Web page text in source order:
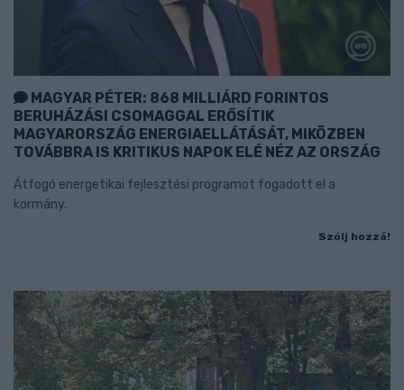
MAGYAR PÉTER: 868 MILLIÁRD FORINTOS
BERUHÁZÁSI CSOMAGGAL ERŐSÍTIK
MAGYARORSZÁG ENERGIAELLÁTÁSÁT, MIKÖZBEN
TOVÁBBRA IS KRITIKUS NAPOK ELÉ NÉZ AZ ORSZÁG
Átfogó energetikai fejlesztési programot fogadott el a
kormány.
Szólj hozzá!